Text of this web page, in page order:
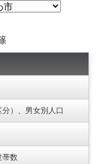
）、男女別人口
帯数